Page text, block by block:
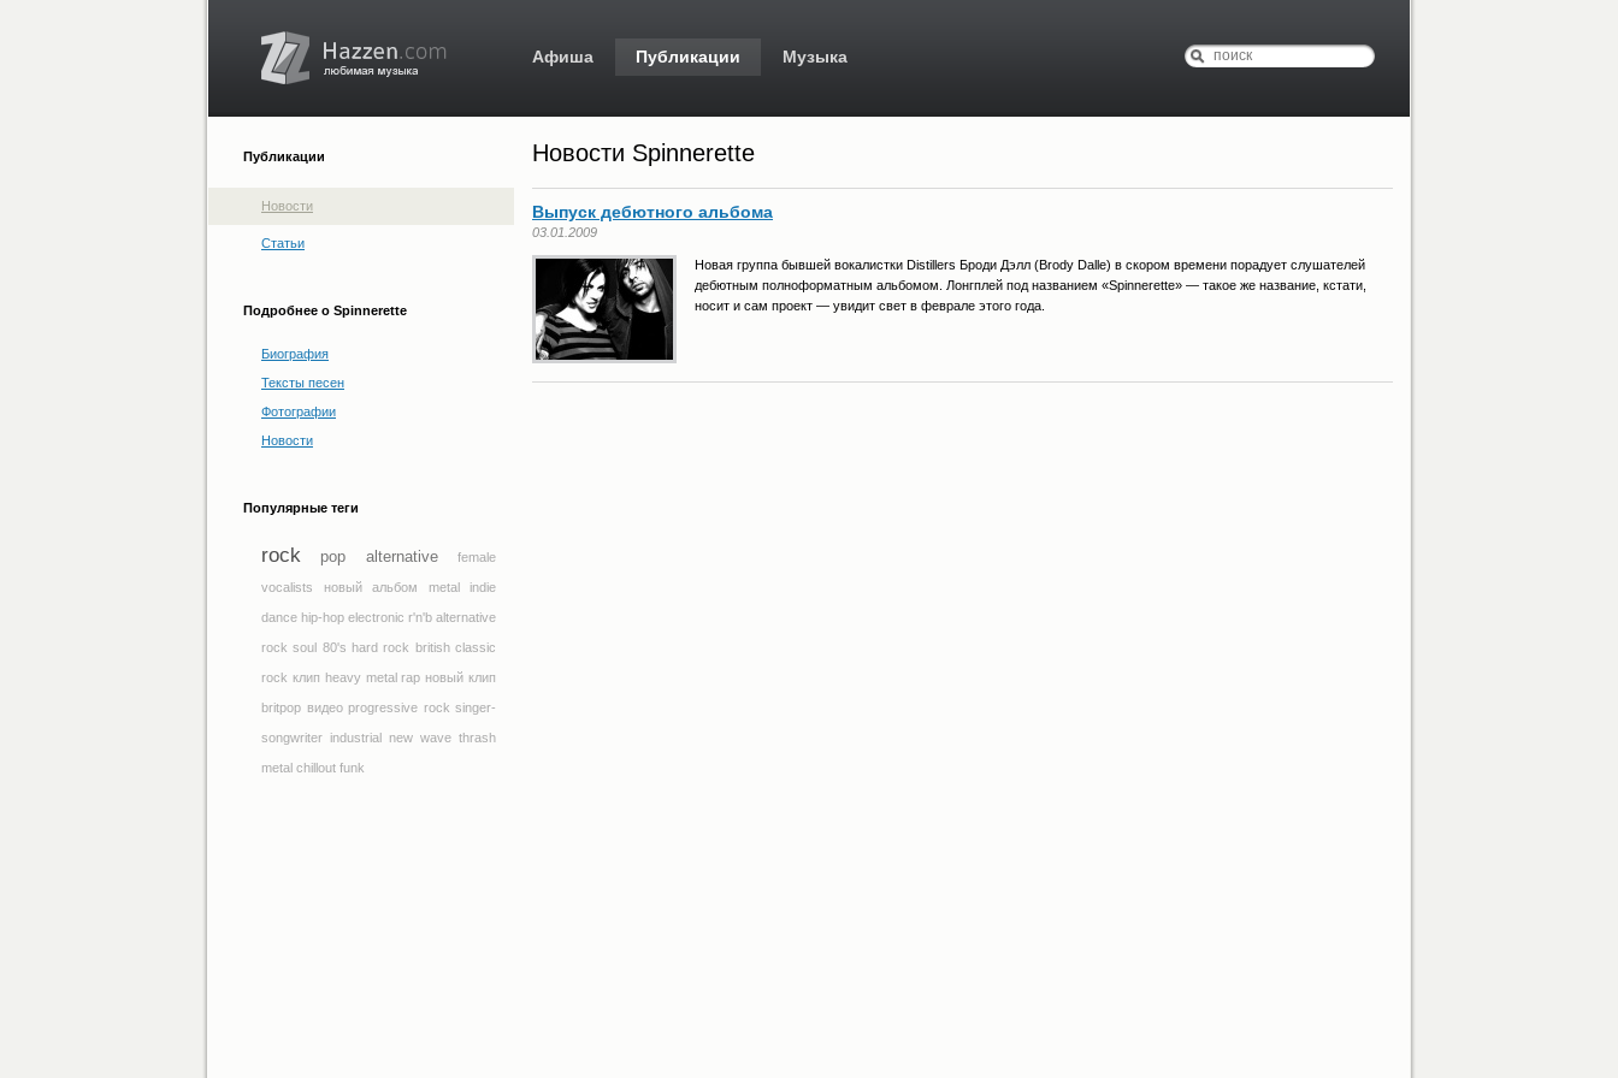
Афиша Публикации Музыка
Новости Spinnerette
Выпуск дебютного альбома
03.01.2009
Новая группа бывшей вокалистки Distillers Броди Дэлл (Brody Dalle) в скором времени порадует слушателей
дебютным полноформатным альбомом. Лонгплей под названием «Spinnerette» — такое же название, кстати,
носит и сам проект — увидит свет в феврале этого года.
Публикации
Новости
Статьи
Подробнее о Spinnerette
Биография
Тексты песен
Фотографии
Новости
Популярные теги
rock pop alternative female
vocalists новый альбом metal indie
dance hip-hop electronic r'n'b alternative
rock soul 80's hard rock british classic
rock клип heavy metal rap новый клип
britpop видео progressive rock singer-
songwriter industrial new wave thrash
metal chillout funk